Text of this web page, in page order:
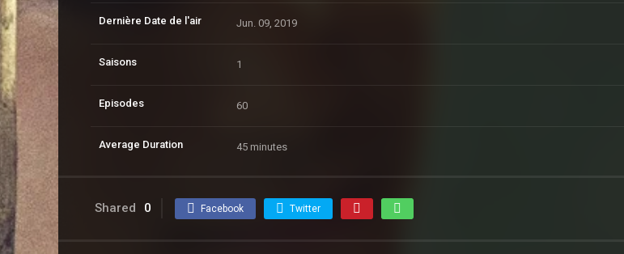
Dernière Date de l'air Jun. 09, 2019
Saisons 1
Episodes 60
Average Duration 45 minutes
Shared 0 Facebook Twitter